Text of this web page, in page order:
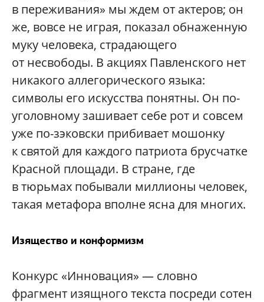
в переживания» мы ждем от актеров; он
же, вовсе не играя, показал обнаженную
муку человека, страдающего
от несвободы. В акциях Павленского нет
никакого аллегорического языка:
символы его искусства понятны. Он по-
уголовному зашивает себе рот и совсем
уже по-зэковски прибивает мошонку
к святой для каждого патриота брусчатке
Красной площади. В стране, где
в тюрьмах побывали миллионы человек,
такая метафора вполне ясна для многих.
Изящество и конформизм
Конкурс «Инновация» — словно
фрагмент изящного текста посреди сотен